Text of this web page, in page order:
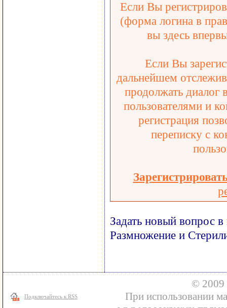
Если Вы
(форма логина в
вы здесь
Если Вы
дальнейшем
продолжать диалог
пользователями и
регистрация
переписку с
Задать новый вопрос
Размножение и
Подключайтесь к RSS
© 2009
При использовании